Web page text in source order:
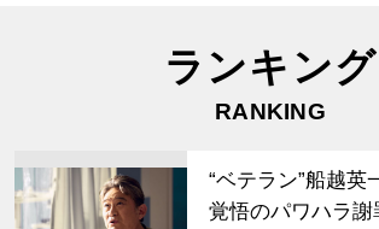
ランキング
RANKING
“ベテラン”船越英
覚悟のパワハラ謝